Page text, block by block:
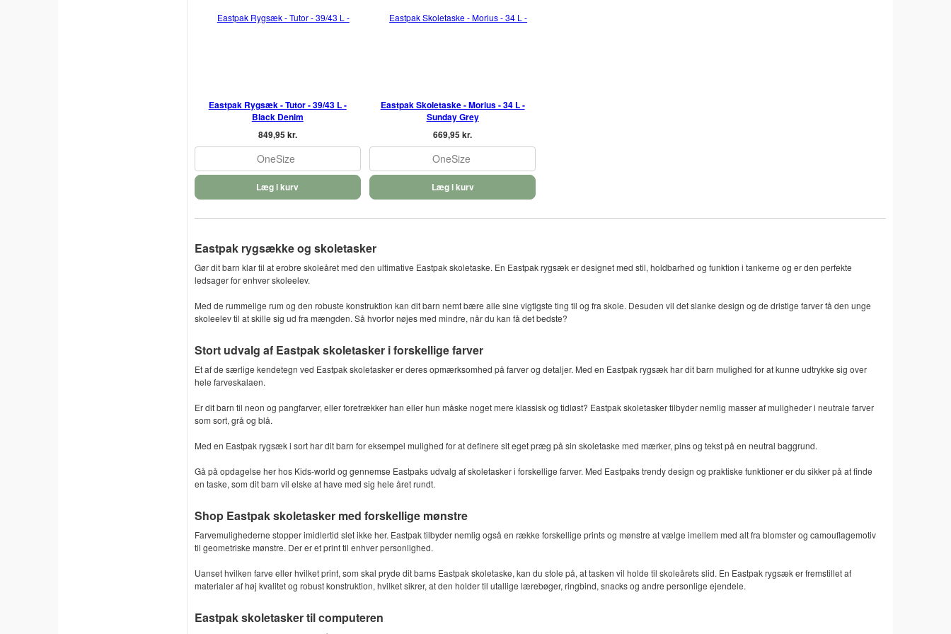
Eastpak Rygsæk - Tutor - 39/43 L -
Black Denim
849,95 kr.
OneSize
Læg i kurv
Eastpak Skoletaske - Morius - 34 L -
Sunday Grey
669,95 kr.
OneSize
Læg i kurv
Eastpak rygsække og skoletasker
Gør dit barn klar til at erobre skoleåret med den ultimative Eastpak skoletaske. En Eastpak rygsæk er designet med stil, holdbarhed og funktion i tankerne og er den perfekte
ledsager for enhver skoleelev.
Med de rummelige rum og den robuste konstruktion kan dit barn nemt bære alle sine vigtigste ting til og fra skole. Desuden vil det slanke design og de dristige farver få den unge
skoleelev til at skille sig ud fra mængden. Så hvorfor nøjes med mindre, når du kan få det bedste?
Stort udvalg af Eastpak skoletasker i forskellige farver
Et af de særlige kendetegn ved Eastpak skoletasker er deres opmærksomhed på farver og detaljer. Med en Eastpak rygsæk har dit barn mulighed for at kunne udtrykke sig over
hele farveskalaen.
Er dit barn til neon og pangfarver, eller foretrækker han eller hun måske noget mere klassisk og tidløst? Eastpak skoletasker tilbyder nemlig masser af muligheder i neutrale farver
som sort, grå og blå.
Med en Eastpak rygsæk i sort har dit barn for eksempel mulighed for at definere sit eget præg på sin skoletaske med mærker, pins og tekst på en neutral baggrund.
Gå på opdagelse her hos Kids-world og gennemse Eastpaks udvalg af skoletasker i forskellige farver. Med Eastpaks trendy design og praktiske funktioner er du sikker på at finde
en taske, som dit barn vil elske at have med sig hele året rundt.
Shop Eastpak skoletasker med forskellige mønstre
Farvemulighederne stopper imidlertid slet ikke her. Eastpak tilbyder nemlig også en række forskellige prints og mønstre at vælge imellem med alt fra blomster og camouflagemotiv
til geometriske mønstre. Der er et print til enhver personlighed.
Uanset hvilken farve eller hvilket print, som skal pryde dit barns Eastpak skoletaske, kan du stole på, at tasken vil holde til skoleårets slid. En Eastpak rygsæk er fremstillet af
materialer af høj kvalitet og robust konstruktion, hvilket sikrer, at den holder til utallige lærebøger, ringbind, snacks og andre personlige ejendele.
Eastpak skoletasker til computeren